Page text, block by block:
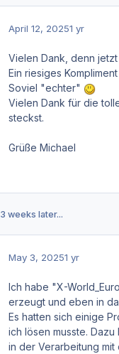
April 12, 20251 yr
Vielen Dank, denn
Ein riesiges
Soviel "echter"
Vielen Dank für die
steckst.
Grüße Michael
3 weeks later...
May 3, 20251 yr
Ich habe "X-
erzeugt und eben in
Es hatten sich einige
ich lösen musste.
in der Verarbeitung mit